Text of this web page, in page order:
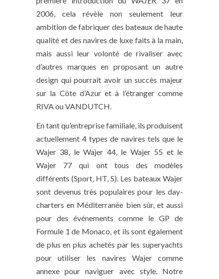
2006, cela révèle non seulement leur
ambition de fabriquer des bateaux de haute
qualité et des navires de luxe faits à la main,
mais aussi leur volonté de rivaliser avec
d’autres marques en proposant un autre
design qui pourrait avoir un succès majeur
sur la Côte d’Azur et à l’étranger comme
RIVA ou VANDUTCH.
En tant qu’entreprise familiale, ils produisent
actuellement 4 types de navires tels que le
Wajer 38, le Wajer 44, le Wajer 55 et le
Wajer 77 qui ont tous des modèles
différents (Sport, HT, S). Les bateaux Wajer
sont devenus très populaires pour les day-
charters en Méditerranée bien sûr, et aussi
pour des événements comme le GP de
Formule 1 de Monaco, et ils sont également
de plus en plus achetés par les superyachts
pour utiliser les navires Wajer comme
annexe pour naviguer avec style. Notre